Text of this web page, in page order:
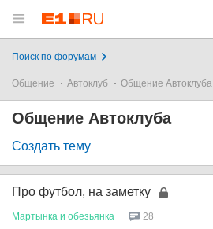
Поиск по форумам
Общение Автоклуб Общение Автоклуба
Общение Автоклуба
Создать тему
Про футбол, на заметку
Мартынка и обезьянка 28